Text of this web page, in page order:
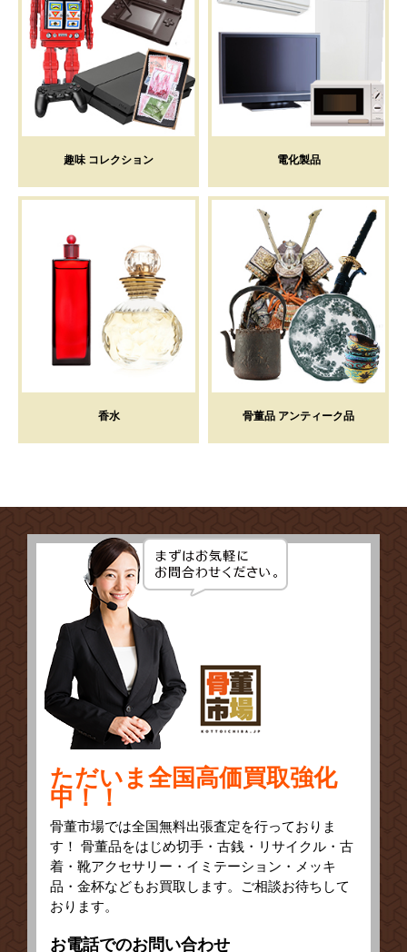
趣味 コレクション 電化製品
香水 骨董品 アンティーク品
ただいま全国高価買取強化
中！！
骨董市場では全国無料出張査定を行っておりま
す！ 骨董品をはじめ切手・古銭・リサイクル・古
着・靴アクセサリー・イミテーション・メッキ
品・金杯などもお買取します。ご相談お待ちして
おります。
お電話でのお問い合わせ